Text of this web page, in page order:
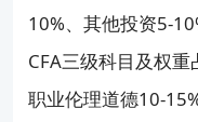
10%、其他投资5-
CFA三级科目及权重
职业伦理道德10-